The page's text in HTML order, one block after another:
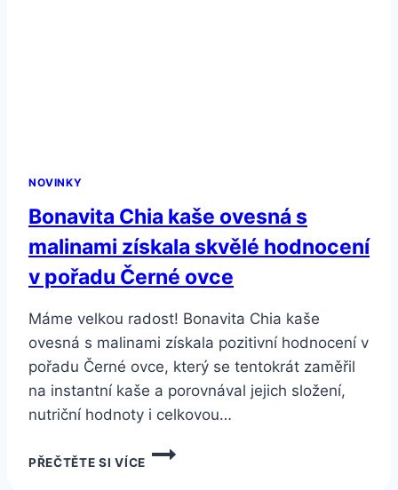
NOVINKY
Bonavita Chia kaše ovesná s
malinami získala skvělé hodnocení
v pořadu Černé ovce
Máme velkou radost! Bonavita Chia kaše
ovesná s malinami získala pozitivní hodnocení v
pořadu Černé ovce, který se tentokrát zaměřil
na instantní kaše a porovnával jejich složení,
nutriční hodnoty i celkovou…
PŘEČTĚTE SI VÍCE
BONAVITA
CHIA